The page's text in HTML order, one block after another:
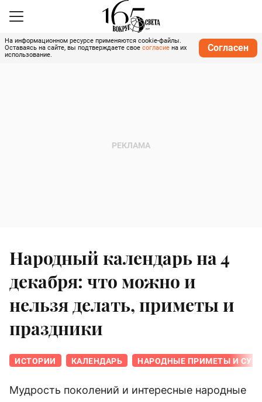
На информационном ресурсе применяются cookie-файлы.
Оставаясь на сайте, вы подтверждаете свое согласие на их
использование.
Согласен
Народный календарь на 4
декабря: что можно и
нельзя делать, приметы и
праздники
ИСТОРИИ КАЛЕНДАРЬ НАРОДНЫЕ ПРИМЕТЫ И
Мудрость поколений и интересные народные